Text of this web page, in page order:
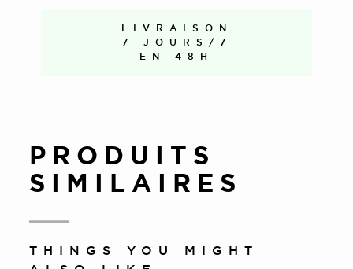
LIVRAISON
7 JOURS/7
EN 48H
PRODUITS
SIMILAIRES
THINGS YOU MIGHT